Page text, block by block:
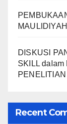
DISKUSI
SKILL dalam
Recent